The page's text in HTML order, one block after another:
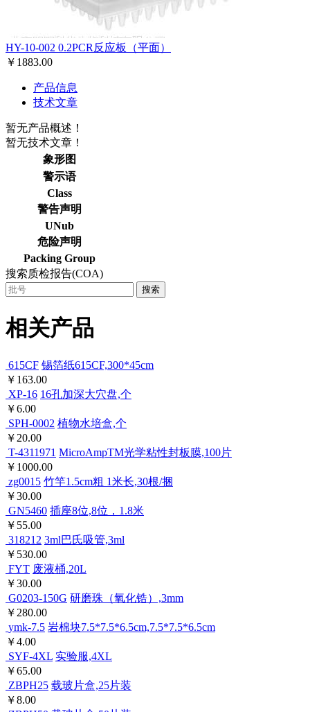
HY-10-002 0.2PCR反应板（平面）
￥1883.00
产品信息
技术文章
暂无产品概述！
暂无技术文章！
象形图
警示语
Class
警告声明
UNub
危险声明
Packing Group
搜索质检报告(COA)
搜索
相关产品
615CF 锡箔纸615CF,300*45cm
￥163.00
XP-16 16孔加深大穴盘,个
￥6.00
SPH-0002 植物水培盒,个
￥20.00
T-4311971 MicroAmpTM光学粘性封板膜,100片
￥1000.00
zg0015 竹竿1.5cm粗 1米长,30根/捆
￥30.00
GN5460 插座8位,8位，1.8米
￥55.00
318212 3ml巴氏吸管,3ml
￥530.00
FYT 废液桶,20L
￥30.00
G0203-150G 研磨珠（氧化锆）,3mm
￥280.00
ymk-7.5 岩棉块7.5*7.5*6.5cm,7.5*7.5*6.5cm
￥4.00
SYF-4XL 实验服,4XL
￥65.00
ZBPH25 载玻片盒,25片装
￥8.00